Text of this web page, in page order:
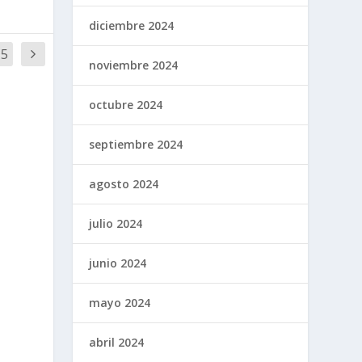
diciembre 2024
noviembre 2024
octubre 2024
septiembre 2024
agosto 2024
julio 2024
junio 2024
mayo 2024
abril 2024